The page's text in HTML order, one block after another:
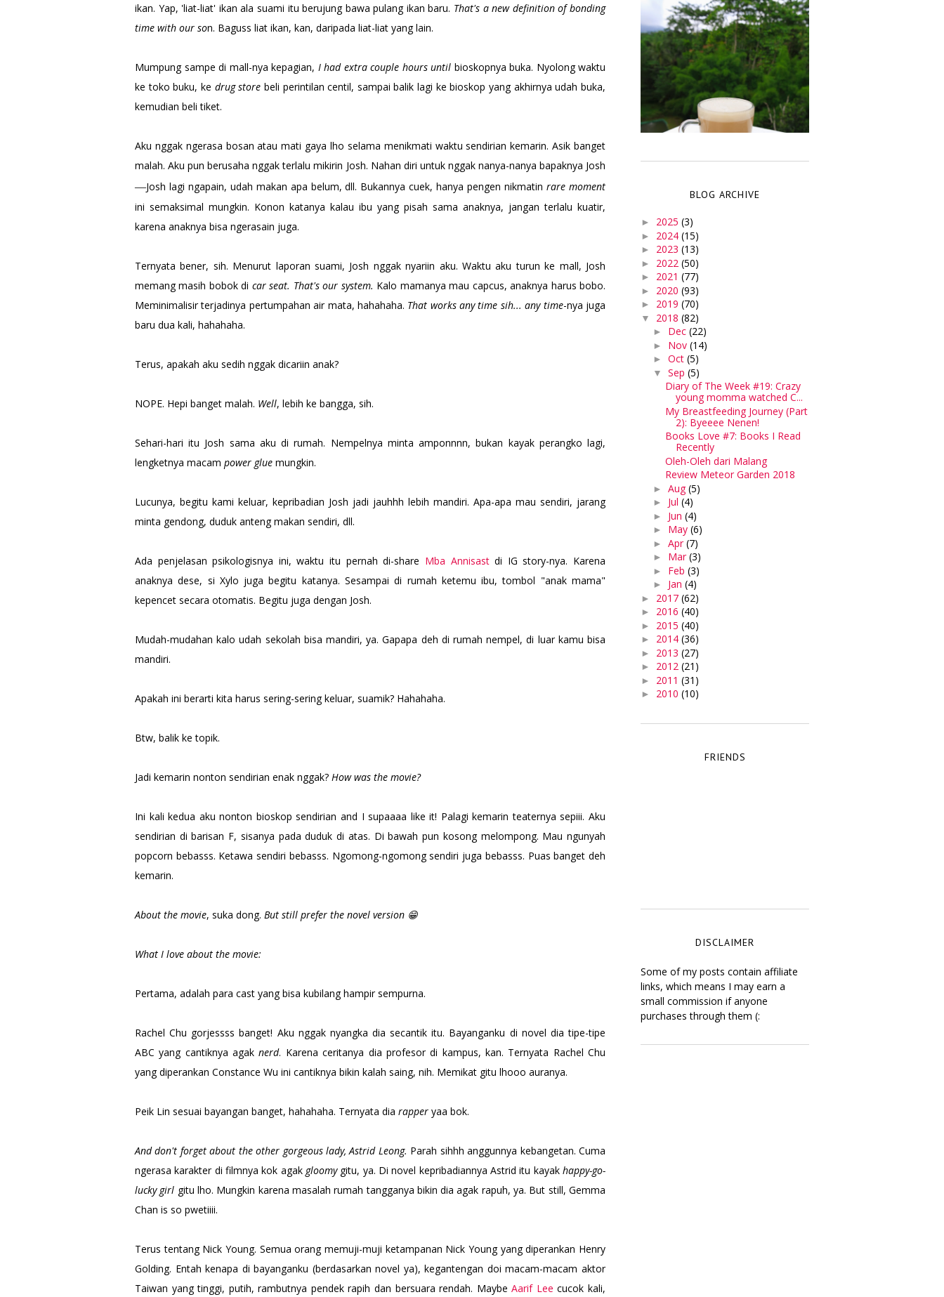
ikan. Yap, 'liat-liat' ikan ala suami itu berujung bawa pulang ikan baru. That's a new definition of bonding
time with our son. Baguss liat ikan, kan, daripada liat-liat yang lain.
Mumpung sampe di mall-nya kepagian, I had extra couple hours until bioskopnya buka. Nyolong waktu
ke toko buku, ke drug store beli perintilan centil, sampai balik lagi ke bioskop yang akhirnya udah buka,
kemudian beli tiket.
Aku nggak ngerasa bosan atau mati gaya lho selama menikmati waktu sendirian kemarin. Asik banget
malah. Aku pun berusaha nggak terlalu mikirin Josh. Nahan diri untuk nggak nanya-nanya bapaknya Josh
—Josh lagi ngapain, udah makan apa belum, dll. Bukannya cuek, hanya pengen nikmatinrare moment
ini semaksimal mungkin. Konon katanya kalau ibu yang pisah sama anaknya, jangan terlalu kuatir,
karena anaknya bisa ngerasain juga.
Ternyata bener, sih. Menurut laporan suami, Josh nggak nyariin aku. Waktu aku turun ke mall, Josh
memang masih bobok di car seat. That's our system. Kalo mamanya mau capcus, anaknya harus bobo.
Meminimalisir terjadinya pertumpahan air mata, hahahaha. That works any time sih... any time-nya juga
baru dua kali, hahahaha.
Terus, apakah aku sedih nggak dicariin anak?
NOPE. Hepi banget malah. Well, lebih ke bangga, sih.
Sehari-hari itu Josh sama aku di rumah. Nempelnya minta amponnnn, bukan kayak perangko lagi,
lengketnya macam power glue mungkin.
Lucunya, begitu kami keluar, kepribadian Josh jadi jauhhh lebih mandiri. Apa-apa mau sendiri, jarang
minta gendong, duduk anteng makan sendiri, dll.
Ada penjelasan psikologisnya ini, waktu itu pernah di-share Mba Annisastdi IG story-nya. Karena
anaknya dese, si Xylo juga begitu katanya. Sesampai di rumah ketemu ibu, tombol "anak mama"
kepencet secara otomatis. Begitu juga dengan Josh.
Mudah-mudahan kalo udah sekolah bisa mandiri, ya. Gapapa deh di rumah nempel, di luar kamu bisa
mandiri.
Apakah ini berarti kita harus sering-sering keluar, suamik? Hahahaha.
Btw, balik ke topik.
Jadi kemarin nonton sendirian enak nggak? How was the movie?
Ini kali kedua aku nonton bioskop sendirian and I supaaaa like it! Palagi kemarin teaternya sepiii. Aku
sendirian di barisan F, sisanya pada duduk di atas. Di bawah pun kosong melompong. Mau ngunyah
popcorn bebasss. Ketawa sendiri bebasss. Ngomong-ngomong sendiri juga bebasss. Puas banget deh
kemarin.
About the movie, suka dong. But still prefer the novel version 😁
What I love about the movie:
Pertama, adalah para cast yang bisa kubilang hampir sempurna.
Rachel Chu gorjessss banget! Aku nggak nyangka dia secantik itu. Bayanganku di novel dia tipe-tipe
ABC yang cantiknya agaknerd. Karena ceritanya dia profesor di kampus, kan. Ternyata Rachel Chu
yang diperankan Constance Wu ini cantiknya bikin kalah saing, nih. Memikat gitu lhooo auranya.
Peik Lin sesuai bayangan banget, hahahaha. Ternyata dia rapper yaa bok.
And don't forget about the other gorgeous lady, Astrid Leong. Parah sihhh anggunnya kebangetan. Cuma
ngerasa karakter di filmnya kok agak gloomygitu, ya. Di novel kepribadiannya Astrid itu kayak happy-go-
lucky girl gitu lho. Mungkin karena masalah rumah tangganya bikin dia agak rapuh, ya. But still, Gemma
Chan is so pwetiiii.
Terus tentang Nick Young. Semua orang memuji-muji ketampanan Nick Young yang diperankan Henry
Golding. Entah kenapa di bayanganku (berdasarkan novel ya), kegantengan doi macam-macam aktor
Taiwan yang tinggi, putih, rambutnya pendek rapih dan bersuara rendah. MaybeAarif Lee cucok kali,
BLOG ARCHIVE
► 2025 (3)
► 2024 (15)
► 2023 (13)
► 2022 (50)
► 2021 (77)
► 2020 (93)
► 2019 (70)
▼ 2018 (82)
► Dec (22)
► Nov (14)
► Oct (5)
▼ Sep (5)
Diary of The Week #19: Crazy
young momma watched C...
My Breastfeeding Journey (Part
2): Byeeee Nenen!
Books Love #7: Books I Read
Recently
Oleh-Oleh dari Malang
Review Meteor Garden 2018
► Aug(5)
► Jul (4)
► Jun (4)
► May (6)
► Apr(7)
► Mar(3)
► Feb (3)
► Jan (4)
► 2017 (62)
► 2016 (40)
► 2015 (40)
► 2014 (36)
► 2013 (27)
► 2012 (21)
► 2011 (31)
► 2010 (10)
FRIENDS
DISCLAIMER
Some of my posts contain affiliate
links, which means I may earn a
small commission if anyone
purchases through them (: